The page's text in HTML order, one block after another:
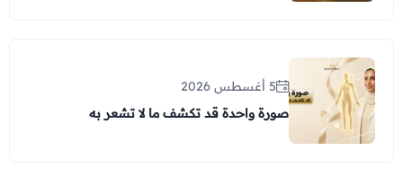
5 أغسطس 2026
صورة واحدة قد تكشف ما لا تشعر به